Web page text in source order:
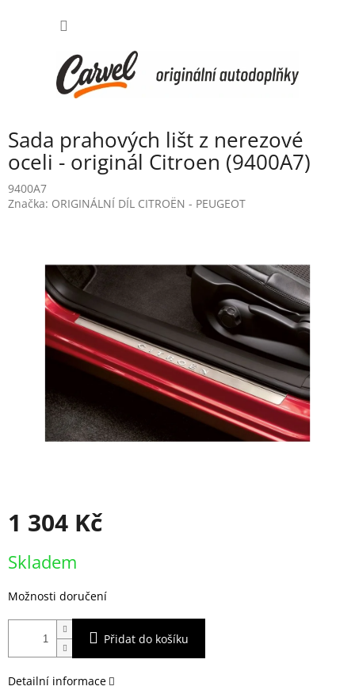
Sada prahových lišt z nerezové
oceli - originál Citroen (9400A7)
9400A7
Značka: ORIGINÁLNÍ DÍL CITROËN - PEUGEOT
1 304 Kč
cena:
Skladem
Možnosti doručení
Přidat do košíku
Detailní informace